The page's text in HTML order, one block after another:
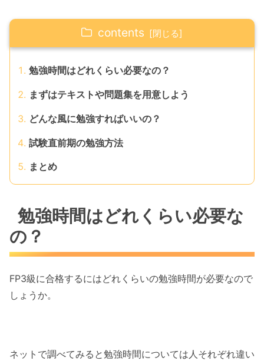
contents
勉強時間はどれくらい必要なの？
まずはテキストや問題集を用意しよう
どんな風に勉強すればいいの？
試験直前期の勉強方法
まとめ
勉強時間はどれくらい必要な
の？
FP3級に合格するにはどれくらいの勉強時間が必要なので
しょうか。
ネットで調べてみると勉強時間については人それぞれ違い